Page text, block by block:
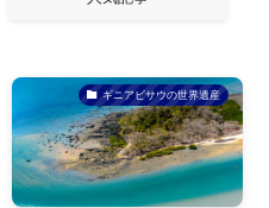
ギニアビサウの世界遺産